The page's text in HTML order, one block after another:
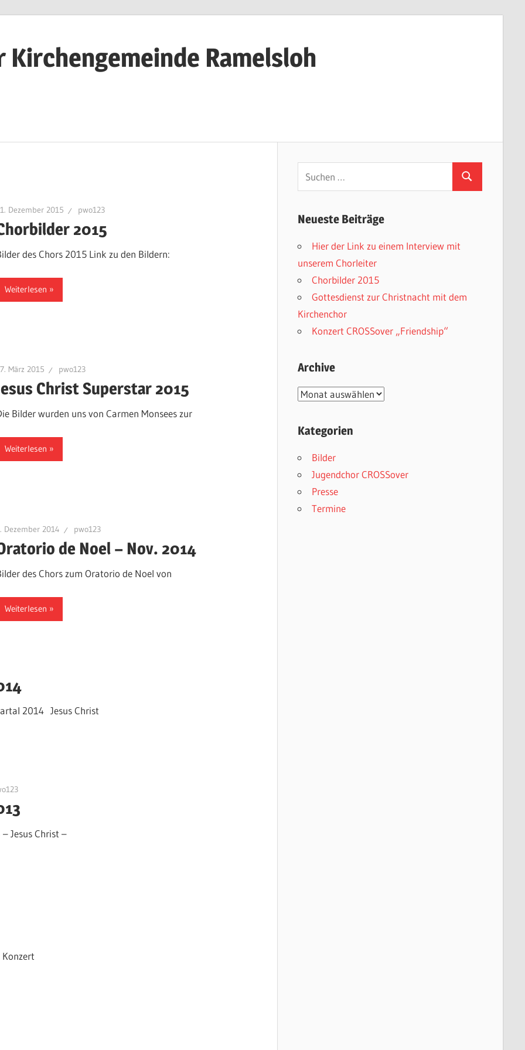
Kirchengemeinde Ramelsloh
Dezember 2015 pwo123
2015
des Chors 2015 Link zu den Bildern:
Weiterlesen
März 2015 pwo123
Christ Superstar 2015
Bilder wurden uns von Carmen Monsees zur
Weiterlesen
Dezember 2014 pwo123
de Noel – Nov. 2014
des Chors zum Oratorio de Noel von
Weiterlesen
2014 Jesus Christ
Jesus Christ –
Neueste Beiträge
Hier der Link zu einem Interview mit
unserem Chorleiter
Chorbilder 2015
Gottesdienst zur Christnacht mit dem
Kirchenchor
Konzert CROSSover „Friendship“
Archive
Archive
Kategorien
Bilder
Jugendchor CROSSover
Presse
Termine